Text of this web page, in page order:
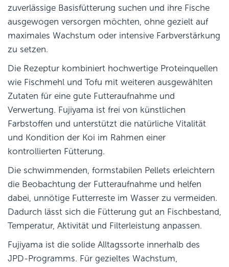
zuverlässige Basisfütterung suchen und ihre Fische
ausgewogen versorgen möchten, ohne gezielt auf
maximales Wachstum oder intensive Farbverstärkung
zu setzen.
Die Rezeptur kombiniert hochwertige Proteinquellen
wie Fischmehl und Tofu mit weiteren ausgewählten
Zutaten für eine gute Futteraufnahme und
Verwertung. Fujiyama ist frei von künstlichen
Farbstoffen und unterstützt die natürliche Vitalität
und Kondition der Koi im Rahmen einer
kontrollierten Fütterung.
Die schwimmenden, formstabilen Pellets erleichtern
die Beobachtung der Futteraufnahme und helfen
dabei, unnötige Futterreste im Wasser zu vermeiden.
Dadurch lässt sich die Fütterung gut an Fischbestand,
Temperatur, Aktivität und Filterleistung anpassen.
Fujiyama ist die solide Alltagssorte innerhalb des
JPD-Programms. Für gezieltes Wachstum,